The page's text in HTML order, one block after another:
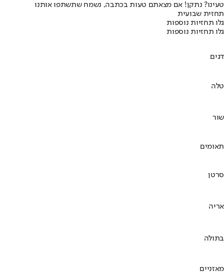
טעינו? נתקן! אם מצאתם טעות בכתבה, נשמח שתשתפו אותנו
תחזית שבועית
גלו תחזיות נוספות
גלו תחזיות נוספות
דגים
טלה
שור
תאומים
סרטן
אריה
בתולה
מאזניים